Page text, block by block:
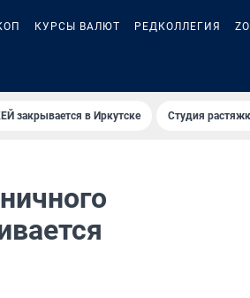
КУРСЫ ВАЛЮТ РЕДКОЛЛЕГИЯ
закрывается в Иркутске Студия